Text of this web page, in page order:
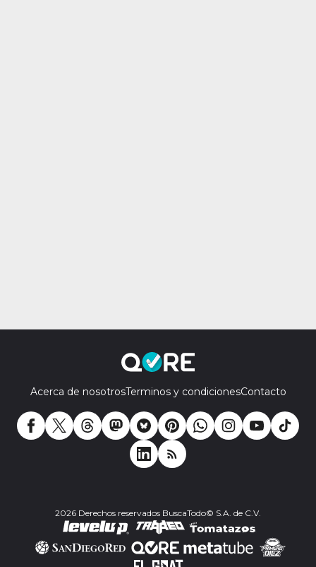
Acerca de nosotrosTerminos y condicionesContacto
2026 Derechos reservados BuscaTodo© S.A. de C.V.